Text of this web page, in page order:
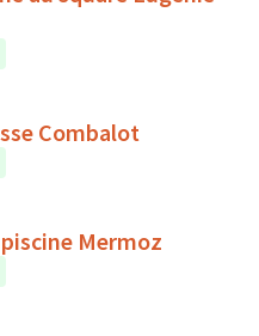
Combalot
Mermoz